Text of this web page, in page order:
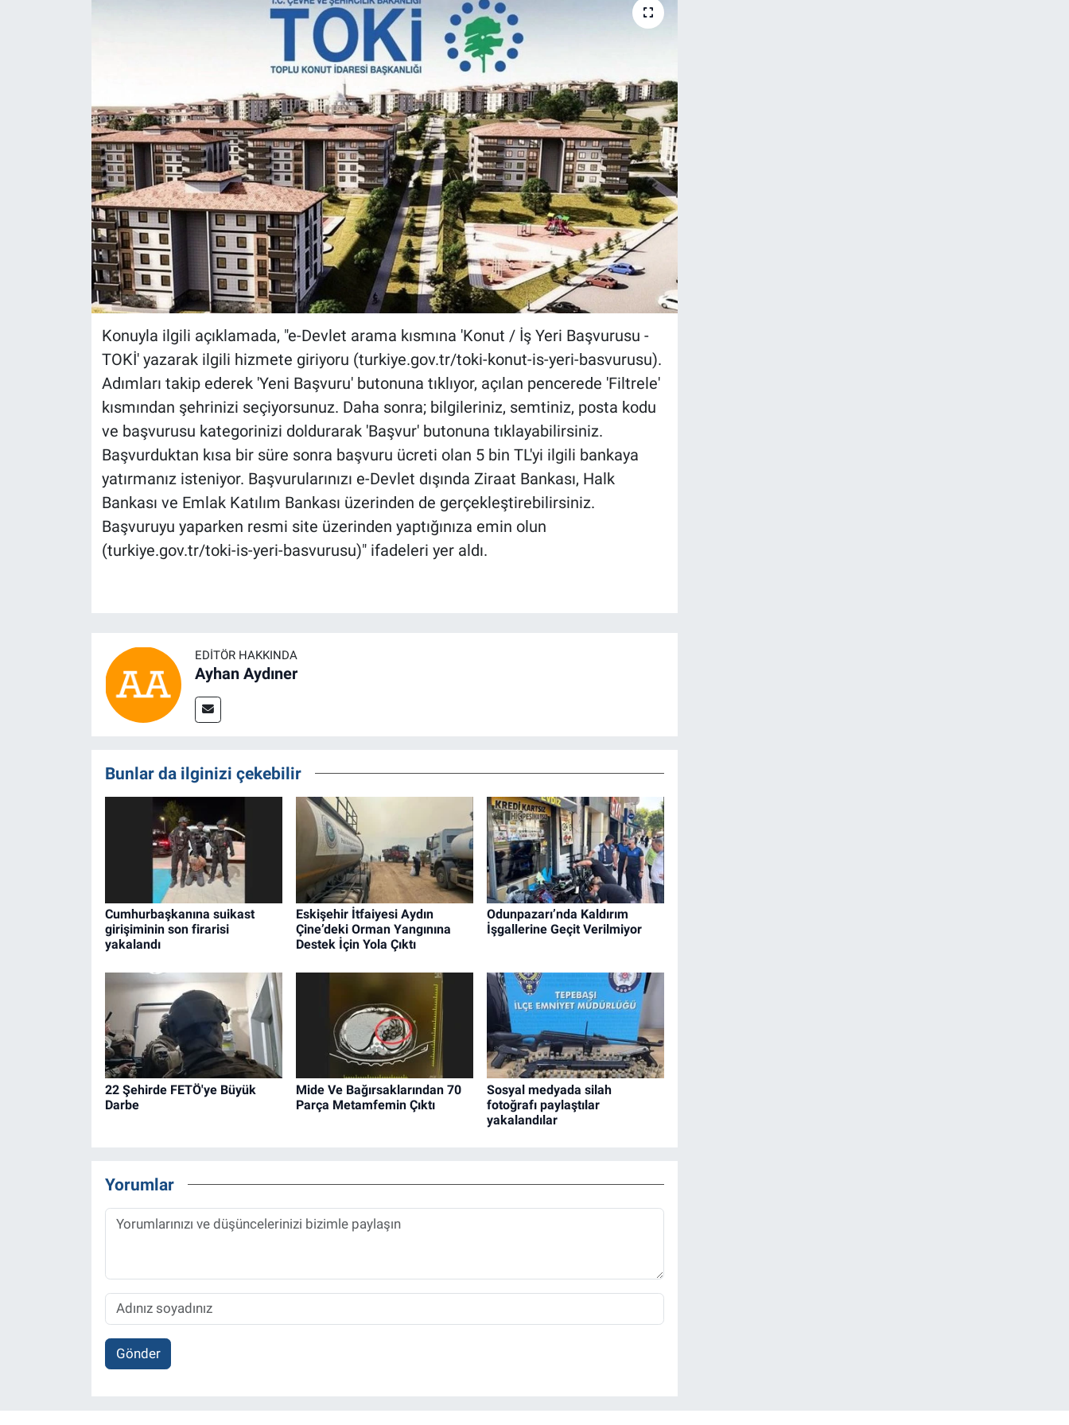
Konuyla ilgili açıklamada, "e-Devlet arama kısmına 'Konut / İş Yeri Başvurusu -
TOKİ' yazarak ilgili hizmete giriyoru (turkiye.gov.tr/toki-konut-is-yeri-basvurusu).
Adımları takip ederek 'Yeni Başvuru' butonuna tıklıyor, açılan pencerede 'Filtrele'
kısmından şehrinizi seçiyorsunuz. Daha sonra; bilgileriniz, semtiniz, posta kodu
ve başvurusu kategorinizi doldurarak 'Başvur' butonuna tıklayabilirsiniz.
Başvurduktan kısa bir süre sonra başvuru ücreti olan 5 bin TL'yi ilgili bankaya
yatırmanız isteniyor. Başvurularınızı e-Devlet dışında Ziraat Bankası, Halk
Bankası ve Emlak Katılım Bankası üzerinden de gerçekleştirebilirsiniz.
Başvuruyu yaparken resmi site üzerinden yaptığınıza emin olun
(turkiye.gov.tr/toki-is-yeri-basvurusu)" ifadeleri yer aldı.
EDITÖR HAKKINDA
Ayhan Aydıner
Bunlar da ilginizi çekebilir
Cumhurbaşkanına suikast
girişiminin son firarisi
yakalandı
Eskişehir İtfaiyesi Aydın
Çine’deki Orman Yangınına
Destek İçin Yola Çıktı
Odunpazarı’nda Kaldırım
İşgallerine Geçit Verilmiyor
22 Şehirde FETÖ'ye Büyük
Darbe
Mide Ve Bağırsaklarından 70
Parça Metamfemin Çıktı
Sosyal medyada silah
fotoğrafı paylaştılar
yakalandılar
Yorumlar
Gönder